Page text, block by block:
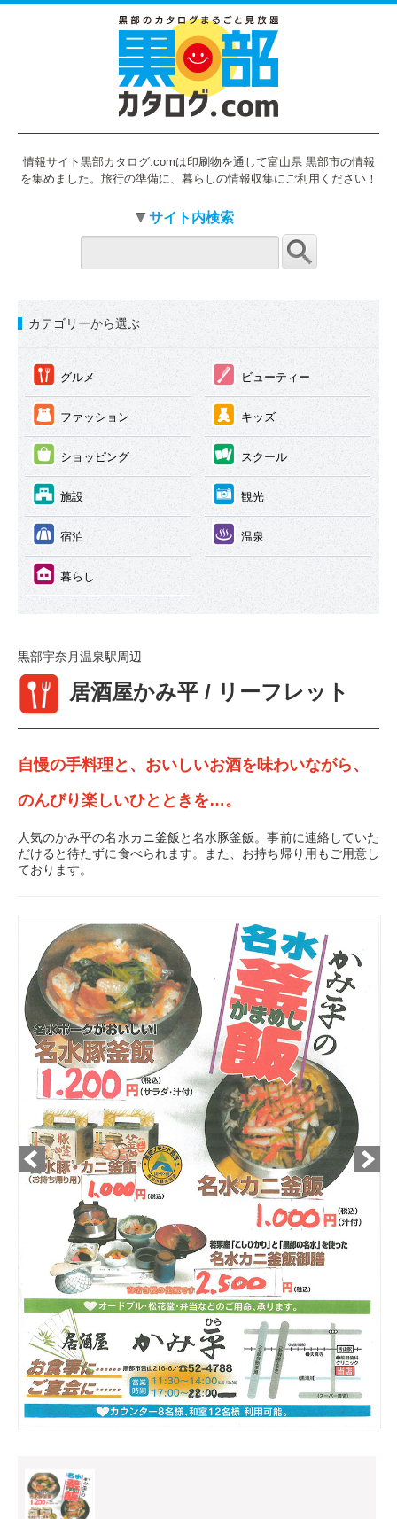
情報サイト黒部カタログ.comは印刷物を通して富山県 黒部市の情報
を集めました。旅行の準備に、暮らしの情報収集にご利用ください！
サイト内検索
カテゴリーから選ぶ
① グルメ ② ビューティー
③ ファッション ④ キッズ
⑤ ショッピング ⑥ スクール
⑦ 施設 ⑧ 観光
⑨ 宿泊 ⑩ 温泉
⑪ 暮らし
黒部宇奈月温泉駅周辺
① 居酒屋かみ平 / リーフレット
自慢の手料理と、おいしいお酒を味わいながら、
のんびり楽しいひとときを…。
人気のかみ平の名水カニ釜飯と名水豚釜飯。事前に連絡していた
だけると待たずに食べられます。また、お持ち帰り用もご用意し
ております。